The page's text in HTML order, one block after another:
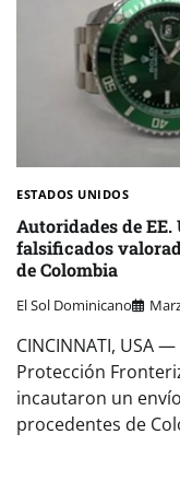
ESTADOS UNIDOS
Autoridades de
falsificados
de Colombia
El Sol Dominicano
CINCINNATI, USA
Protección
incautaron un
procedentes de